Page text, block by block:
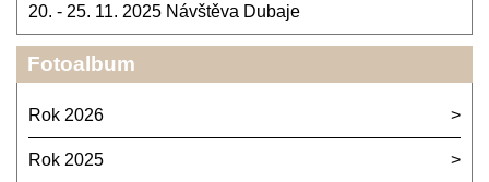
20. - 25. 11. 2025 Návštěva Dubaje
Fotoalbum
Rok 2026
Rok 2025